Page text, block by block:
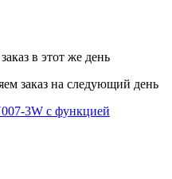
в этот же день
заказ на следующий день